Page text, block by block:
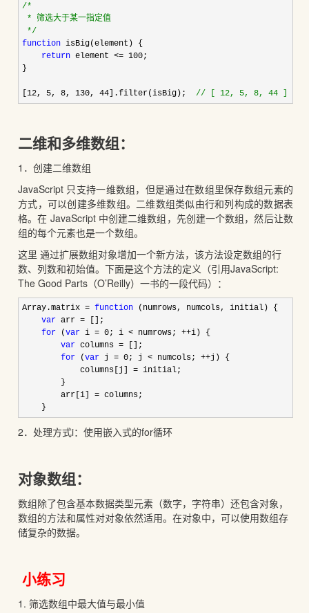
/*
* 筛选大于某一指定值
*/
function isBig(element) {
return element <= 100;
}
[12, 5, 8, 130, 44].filter(isBig); // [ 12, 5, 8, 44 ]
二维和多维数组：
1．创建二维数组
JavaScript 只支持一维数组，但是通过在数组里保存数组元素的
方式，可以创建多维数组。二维数组类似由行和列构成的数据表
格。在 JavaScript 中创建二维数组，先创建一个数组，然后让数
组的每个元素也是一个数组。
这里 通过扩展数组对象增加一个新方法，该方法设定数组的行
数、列数和初始值。下面是这个方法的定义（引用JavaScript:
The Good Parts（O’Reilly）一书的一段代码）：
Array.matrix = function (numrows, numcols, initial) {
var arr = [];
for (var i = 0; i < numrows; ++i) {
var columns = [];
for (var j = 0; j < numcols; ++j) {
            columns[j]
= initial;
        }
        arr[i]
= columns;
    }
2．处理方式i：使用嵌入式的for循环
对象数组：
数组除了包含基本数据类型元素（数字，字符串）还包含对象，
数组的方法和属性对对象依然适用。在对象中，可以使用数组存
储复杂的数据。
小练习
1. 筛选数组中最大值与最小值